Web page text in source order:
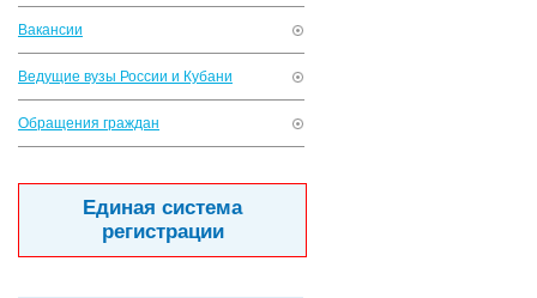
Вакансии
Ведущие вузы России и Кубани
Обращения граждан
Единая система
регистрации